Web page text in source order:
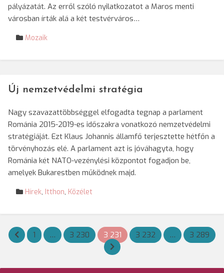
pályázatát. Az erről szóló nyilatkozatot a Maros menti
városban írták alá a két testvérváros…
Mozaik
Új nemzetvédelmi stratégia
Nagy szavazattöbbséggel elfogadta tegnap a parlament
Románia 2015-2019-es időszakra vonatkozó nemzetvédelmi
stratégiáját. Ezt Klaus Johannis államfő terjesztette hétfőn a
törvényhozás elé. A parlament azt is jóváhagyta, hogy
Románia két NATO-vezénylési központot fogadjon be,
amelyek Bukarestben működnek majd.
Hírek, Itthon, Közélet
Bejegyzések
1 … 3 230 3 231 3 232 … 3 289